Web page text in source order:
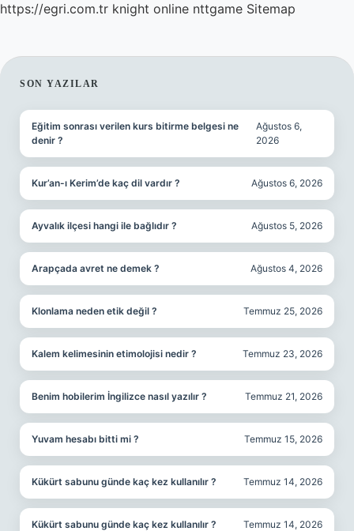
https://egri.com.tr knight online nttgame Sitemap
SIDEBAR
SON YAZILAR
Eğitim sonrası verilen kurs bitirme belgesi ne
denir ?
Ağustos 6,
2026
Kur’an-ı Kerim’de kaç dil vardır ? Ağustos 6, 2026
Ayvalık ilçesi hangi ile bağlıdır ? Ağustos 5, 2026
Arapçada avret ne demek ? Ağustos 4, 2026
Klonlama neden etik değil ? Temmuz 25, 2026
Kalem kelimesinin etimolojisi nedir ? Temmuz 23, 2026
Benim hobilerim İngilizce nasıl yazılır ? Temmuz 21, 2026
Yuvam hesabı bitti mi ? Temmuz 15, 2026
Kükürt sabunu günde kaç kez kullanılır ? Temmuz 14, 2026
Kükürt sabunu günde kaç kez kullanılır ? Temmuz 14, 2026